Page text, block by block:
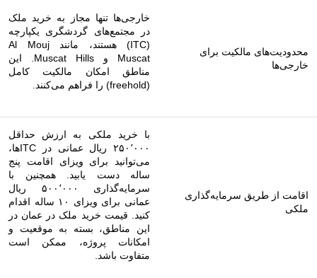
محدودیت‌های مالکیت برای
خارجی‌ها
خارجی‌ها تنها مجاز به خرید ملک
در مجتمع‌های گردشگری یکپارچه
(ITC) هستند، مانند Al Mouj
Muscat و Muscat Hills. این
مناطق امکان مالکیت کامل
(freehold) را فراهم می‌کنند.
اقامت از طریق سرمایه‌گذاری
ملکی
با خرید ملکی به ارزش حداقل
۲۵۰٬۰۰۰ ریال عمانی در ITCها،
می‌توانید برای ویزای اقامت پنج
ساله دست یابید. همچنین با
سرمایه‌گذاری ۵۰۰٬۰۰۰ ریال
عمانی برای ویزای ۱۰ ساله اقدام
کنید. قیمت خرید ملک در عمان در
این مناطق، بسته به موقعیت و
امکانات پروژه، ممکن است
متفاوت باشد.